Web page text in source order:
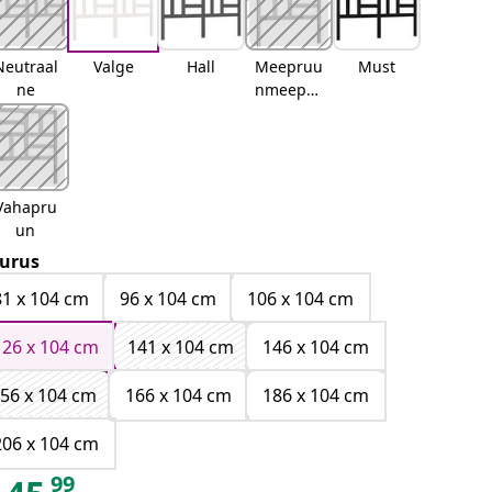
ne
Valge Hall
Meepruu
nmeepru
Must
un
x 104 cm
96 x 104 cm
106 x 104 cm
x 104 cm
141 x 104 cm
146 x 104 cm
x 104 cm
166 x 104 cm
186 x 104 cm
x 104 cm
99